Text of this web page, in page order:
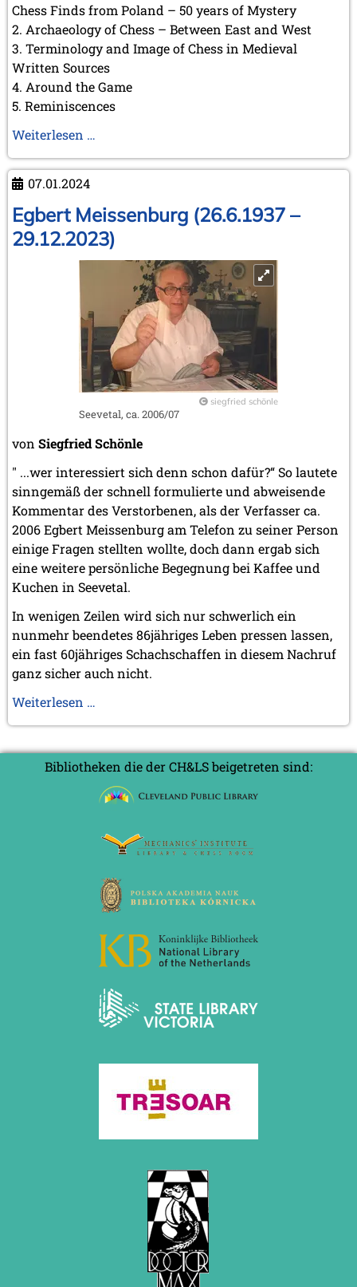
Chess Finds from Poland – 50 years of Mystery
Archaeology of Chess – Between East and West
Terminology and Image of Chess in Medieval
Written Sources
Around the Game
Reminiscences
Weiterlesen …
Sandomierz
ein
Tagungsband
07.01.2024
Egbert Meissenburg (26.6.1937 –
29.12.2023)
siegfried schönle
Seevetal, ca. 2006/07
von Siegfried Schönle
" ...wer interessiert sich denn schon dafür?“ So lautete
sinngemäß der schnell formulierte und abweisende
Kommentar des Verstorbenen, als der Verfasser ca.
2006 Egbert Meissenburg am Telefon zu seiner Person
einige Fragen stellten wollte, doch dann ergab sich
eine weitere persönliche Begegnung bei Kaffee und
Kuchen in Seevetal.
In wenigen Zeilen wird sich nur schwerlich ein
nunmehr beendetes 86jähriges Leben pressen lassen,
ein fast 60jähriges Schachschaffen in diesem Nachruf
ganz sicher auch nicht.
Weiterlesen …
–
29.12.2023)
Bibliotheken die der CH&LS beigetreten sind: